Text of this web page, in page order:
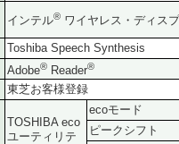
インテル® ワイヤレス・ディス
Toshiba Speech Synthesis
Adobe® Reader®
東芝お客様登録
TOSHIBA eco
ユーティリテ
ecoモード
ピークシフト